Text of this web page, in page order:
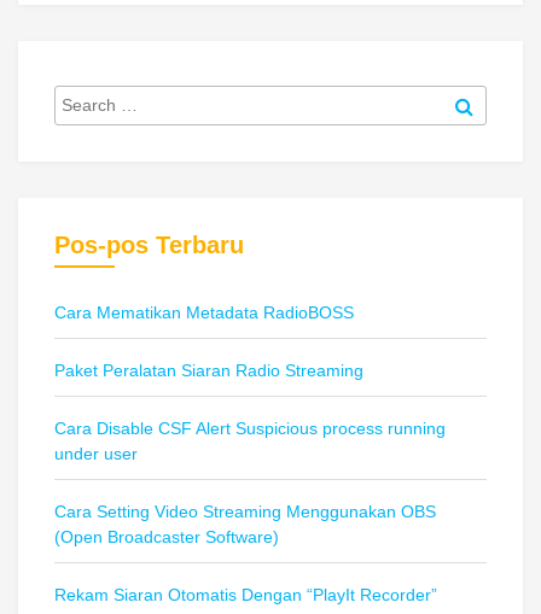
Pos-pos Terbaru
Cara Mematikan Metadata RadioBOSS
Paket Peralatan Siaran Radio Streaming
Cara Disable CSF Alert Suspicious process running
under user
Cara Setting Video Streaming Menggunakan OBS
(Open Broadcaster Software)
Rekam Siaran Otomatis Dengan “PlayIt Recorder”